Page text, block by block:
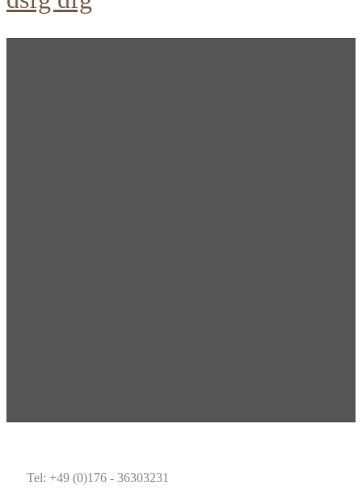
Tel: +49 (0)176 - 36303231